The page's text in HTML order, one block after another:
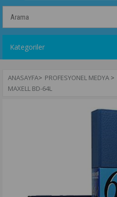
Kategoriler
ANASAYFA> PROFESYONEL MEDYA >
MAXELL BD-64L